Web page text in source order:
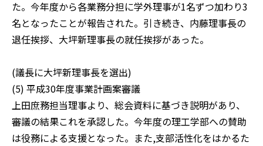
た。今年度から各業務分担に学外理事が1名ずつ加わり3
名となったことが報告された。引き続き、内藤理事長の
退任挨拶、大坪新理事長の就任挨拶があった。
(議長に大坪新理事長を選出)
(5) 平成30年度事業計画案審議
上田庶務担当理事より、総会資料に基づき説明があり、
審議の結果これを承認した。今年度の理工学部への賛助
は役務による支援となった。また,支部活性化をはかるた